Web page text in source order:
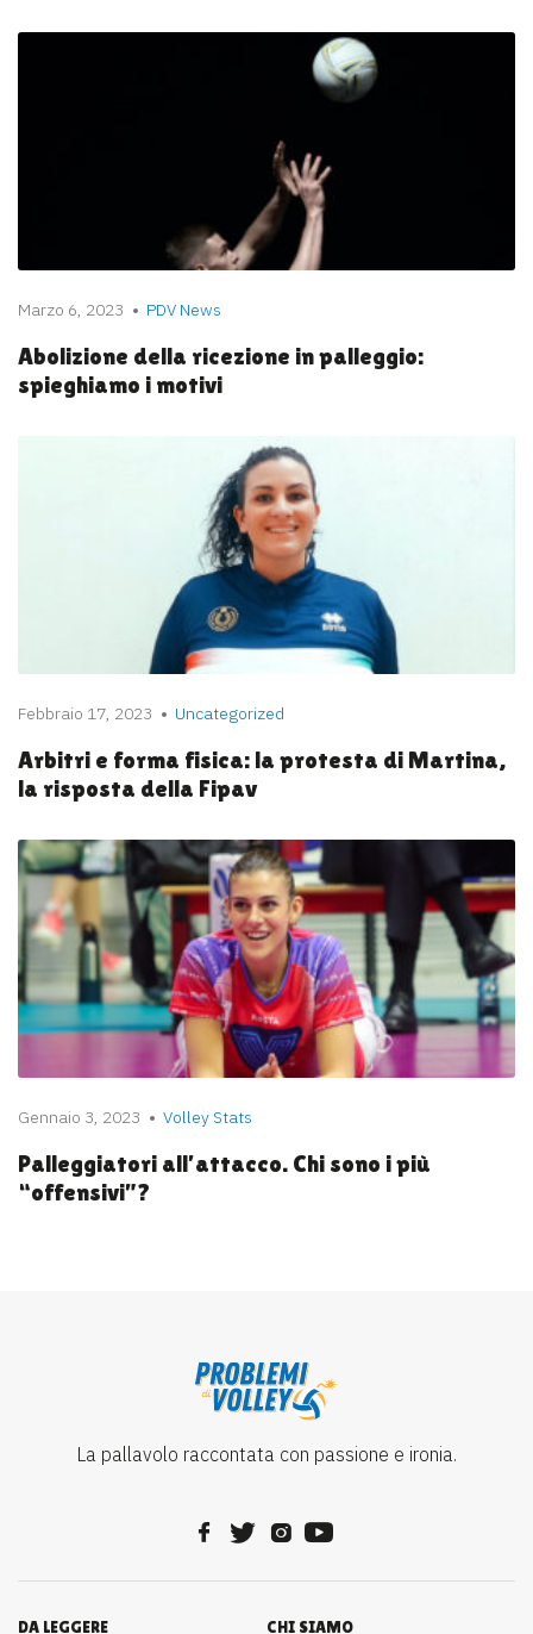
Marzo 6, 2023 PDV News
Abolizione della ricezione in palleggio:
spieghiamo i motivi
Febbraio 17, 2023 Uncategorized
Arbitri e forma fisica: la protesta di Martina,
la risposta della Fipav
Gennaio 3, 2023 Volley Stats
Palleggiatori all’attacco. Chi sono i più
“offensivi”?
La pallavolo raccontata con passione e ironia.
DA LEGGERE CHI SIAMO